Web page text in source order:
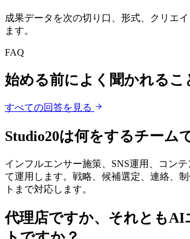
成果データを次の切り口、形式、クリエ
ます。
FAQ
始める前によく聞かれるこ
すべての回答を見る
Studio20は何をするチーム
インフルエンサー施策、SNS運用、コン
て運用します。戦略、候補選定、連絡、
トまで対応します。
代理店ですか、それともAI